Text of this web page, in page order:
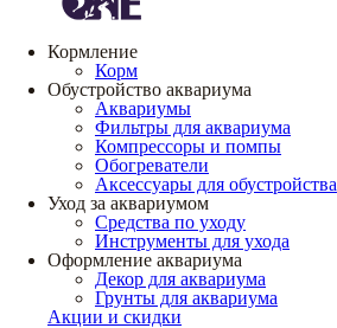
Кормление
Корм
Обустройство аквариума
Аквариумы
Фильтры для аквариума
Компрессоры и помпы
Обогреватели
Аксессуары для обустройства
Уход за аквариумом
Средства по уходу
Инструменты для ухода
Оформление аквариума
Декор для аквариума
Грунты для аквариума
Акции и скидки